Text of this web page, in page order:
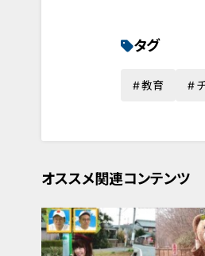
タグ
教育
オススメ関連コンテンツ